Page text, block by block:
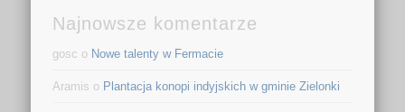
Najnowsze komentarze
gosc o Nowe talenty w Fermacie
Aramis o Plantacja konopi indyjskich w gminie Zielonki